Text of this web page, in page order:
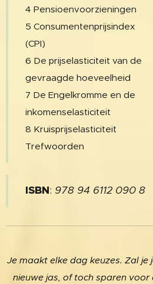
4 Pensioenvoorzieningen
5 Consumentenprijsindex
(CPI)
6 De prijselasticiteit van de
gevraagde hoeveelheid
7 De Engelkromme en de
inkomenselasticiteit
8 Kruisprijselasticiteit
Trefwoorden
ISBN: 978 94 6112 090 8
Je maakt elke dag keuzes. Zal je
nieuwe jas, of toch sparen voor